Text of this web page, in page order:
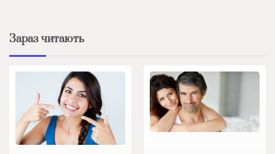
Зараз читають